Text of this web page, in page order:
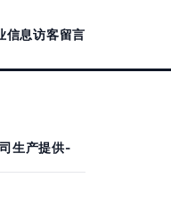
信息访客留言
生产提供-